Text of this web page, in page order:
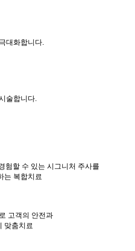
대화합니다.
술합니다.
험할 수 있는 시그니처 주사를
는 복합치료
고객의 안전과
맞춤치료